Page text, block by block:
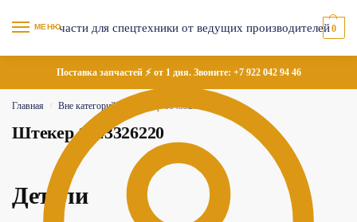
МЕНЮ 0
Поставка запчастей ⚡ от 1 дня. Звоните: +7 922 042 94 46
Главная / Вне категорий Штекер 1043326220
Штекер 1043326220
Детали